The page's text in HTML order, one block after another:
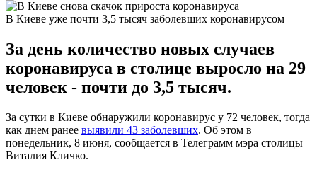
В Киеве уже почти 3,5 тысяч заболевших коронавирусом
За день количество новых случаев
коронавируса в столице выросло на 29
человек - почти до 3,5 тысяч.
За сутки в Киеве обнаружили коронавирус у 72 человек, тогда
как днем ранее выявили 43 заболевших. Об этом в
понедельник, 8 июня, сообщается в Телеграмм мэра столицы
Виталия Кличко.